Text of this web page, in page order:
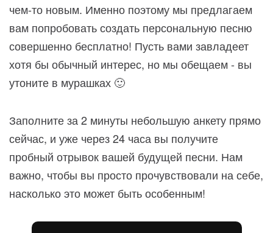
чем-то новым. Именно поэтому мы предлагаем
вам попробовать создать персональную песню
совершенно бесплатно! Пусть вами завладеет
хотя бы обычный интерес, но мы обещаем - вы
утоните в мурашках 🙂
Заполните за 2 минуты небольшую анкету прямо
сейчас, и уже через 24 часа вы получите
пробный отрывок вашей будущей песни. Нам
важно, чтобы вы просто прочувствовали на себе,
насколько это может быть особенным!